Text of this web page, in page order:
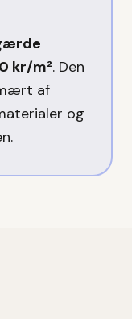
kr/m². Den
af
og